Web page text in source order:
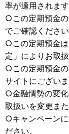
率が適用されます
○この定期預金
でご確認ください
○この定期預金
定」によりお取扱
○この定期預金
サイトにございま
○金融情勢の変
取扱いを変更ま
○キャンペーンに
ださい。